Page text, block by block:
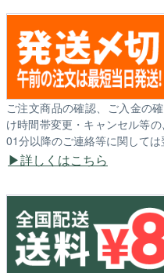
ご注文商品の確認、ご入金の
け時間帯変更・キャンセル等
01分以降のご連絡等に関しては
詳しくはこちら